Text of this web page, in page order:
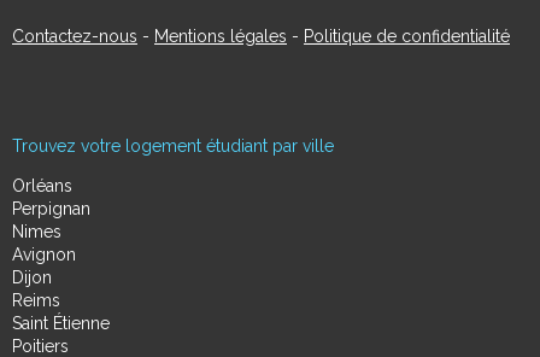
Contactez-nous - Mentions légales - Politique de confidentialité
Trouvez votre logement étudiant par ville
Orléans
Perpignan
Nimes
Avignon
Dijon
Reims
Saint Étienne
Poitiers